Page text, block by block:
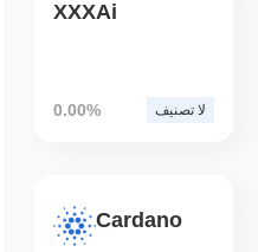
August 05 2026
XXXAi
0.00% لا تصنيف
Cardano